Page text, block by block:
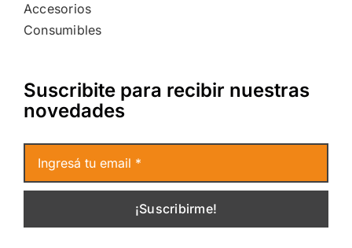
Accesorios
Consumibles
Suscribite para recibir nuestras
novedades
¡Suscribirme!